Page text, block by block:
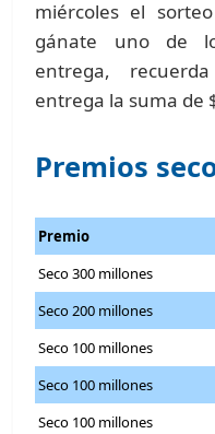
miércoles el
gánate uno de
entrega,
entrega la suma de
Premios
Premio
Seco 300 millones
Seco 200 millones
Seco 100 millones
Seco 100 millones
Seco 100 millones